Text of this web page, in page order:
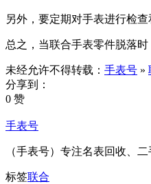
另外，要定期对手表进行检
总之，当联合手表零件脱落
未经允许不得转载： 手表号 »
分享到：
0 赞
手表号
（手表号）专注名表回收、
标签联合